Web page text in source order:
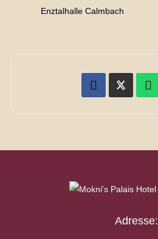
Enztalhalle Calmbach
Adresse: